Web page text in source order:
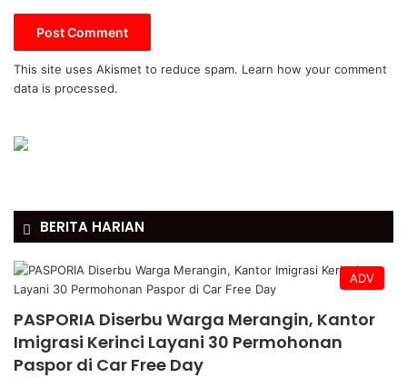
This site uses Akismet to reduce spam. Learn how your comment
data is processed.
BERITA HARIAN
ADV
PASPORIA Diserbu Warga Merangin, Kantor
Imigrasi Kerinci Layani 30 Permohonan
Paspor di Car Free Day